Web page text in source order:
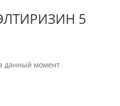
5
данный момент